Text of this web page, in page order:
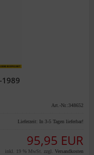
Art.-Nr.:348652
Lieferzeit: In 3-5 Tagen lieferbar!
95,95 EUR
inkl. 19 % MwSt. zzgl. Versandkosten